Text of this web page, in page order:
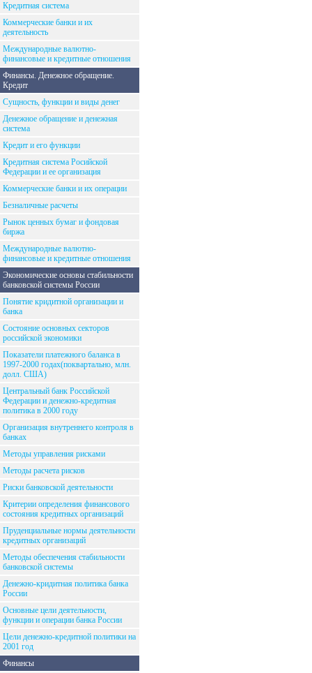
Кредитная система
Коммерческие банки и их
деятельность
Международные валютно-
финансовые и кредитные отношения
Финансы. Денежное обращение.
Кредит
Сущность, функции и виды денег
Денежное обращение и денежная
система
Кредит и его функции
Кредитная система Росийской
Федерации и ее организация
Коммерческие банки и их операции
Безналичные расчеты
Рынок ценных бумаг и фондовая
биржа
Международные валютно-
финансовые и кредитные отношения
Экономические основы стабильности
банковской системы России
Понятие кридитной организации и
банка
Состояние основных секторов
российской экономики
Показатели платежного баланса в
1997-2000 годах(поквартально, млн.
долл. США)
Центральный банк Российской
Федерации и денежно-кредитная
политика в 2000 году
Организация внутреннего контроля в
банках
Методы управления рисками
Методы расчета рисков
Риски банковской деятельности
Критерии определения финансового
состояния кредитных организаций
Пруденциальные нормы деятельности
кредитных организаций
Методы обеспечения стабильности
банковской системы
Денежно-кридитная политика банка
России
Основные цели деятельности,
функции и операции банка России
Цели денежно-кредитной политики на
2001 год
Финансы